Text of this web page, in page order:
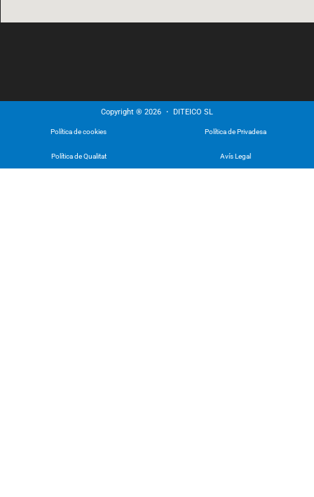
Copyright ® 2026 ・ DITEICO SL
Política de cookies Política de Privadesa
Política de Qualitat Avís Legal